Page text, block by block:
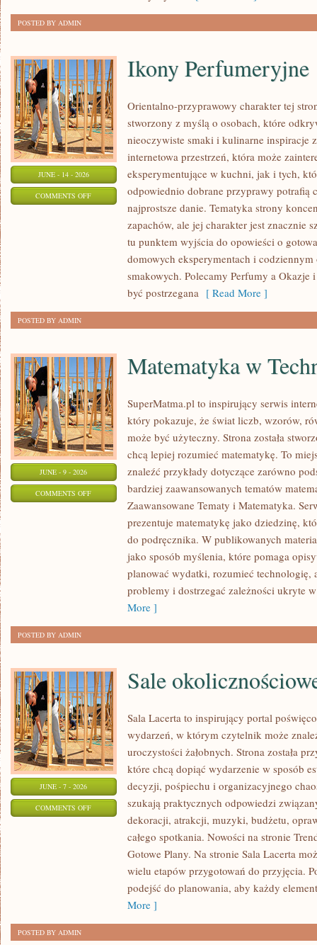
POSTED BY ADMIN
JUNE - 14 - 2026
COMMENTS OFFON
PERFUMERYJNE
Ikony Perfumeryjne
Orientalno-przyprawowy charakter tej
stworzony z myślą o osobach, które
nieoczywiste smaki i kulinarne inspiracje
internetowa przestrzeń, która może
eksperymentujące w kuchni, jak i tych,
odpowiednio dobrane przyprawy potrafią
najprostsze danie. Tematyka strony
zapachów, ale jej charakter jest znacznie
tu punktem wyjścia do opowieści o
domowych eksperymentach i
smakowych. Polecamy Perfumy a Okazje
być postrzegana [ Read More ]
POSTED BY ADMIN
JUNE - 9 - 2026
COMMENTS OFFON
MATEMATYKA
TECHNOLOGII
Matematyka w
SuperMatma.pl to inspirujący serwis
który pokazuje, że świat liczb, wzorów,
może być użyteczny. Strona została
chcą lepiej rozumieć matematykę. To
znaleźć przykłady dotyczące zarówno
bardziej zaawansowanych tematów
Zaawansowane Tematy i Matematyka.
prezentuje matematykę jako dziedzinę,
do podręcznika. W publikowanych
jako sposób myślenia, które pomaga
planować wydatki, rozumieć technologię,
problemy i dostrzegać zależności ukryte
More ]
POSTED BY ADMIN
JUNE - 7 - 2026
COMMENTS OFFON
OKOLICZNOŚCIOWE
Sale
Sala Lacerta to inspirujący portal
wydarzeń, w którym czytelnik może
uroczystości żałobnych. Strona została
które chcą dopiąć wydarzenie w sposób
decyzji, pośpiechu i organizacyjnego
szukają praktycznych odpowiedzi
dekoracji, atrakcji, muzyki, budżetu,
całego spotkania. Nowości na stronie
Gotowe Plany. Na stronie Sala Lacerta
wielu etapów przygotowań do przyjęcia.
podejść do planowania, aby każdy
More ]
POSTED BY ADMIN